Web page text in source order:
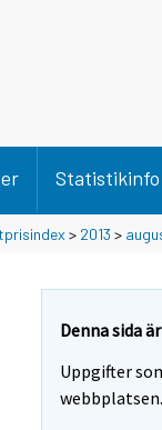
Statistikinfo
> 2013 >
Denna sida
Uppgifter
webbplatsen.